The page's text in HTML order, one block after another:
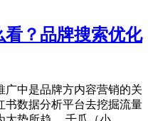
？品牌搜索优化
广中是品牌方内容营销的关
书数据分析平台去挖掘流量